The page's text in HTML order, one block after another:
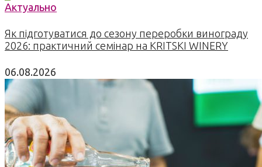
Актуально
Як підготуватися до сезону переробки винограду
2026: практичний семінар на KRITSKI WINERY
06.08.2026